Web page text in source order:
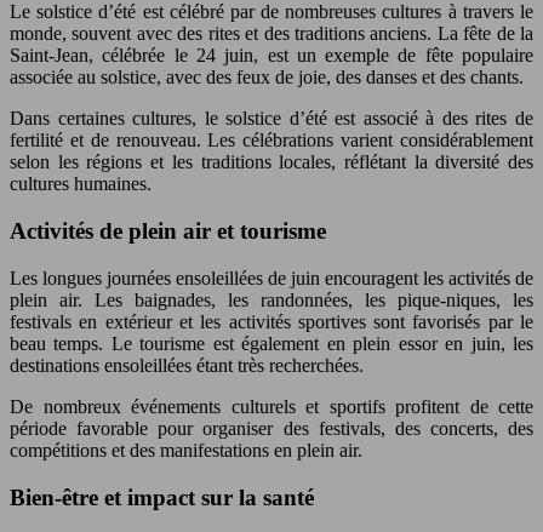
Le solstice d’été est célébré par de nombreuses cultures à travers le
monde, souvent avec des rites et des traditions anciens. La fête de la
Saint-Jean, célébrée le 24 juin, est un exemple de fête populaire
associée au solstice, avec des feux de joie, des danses et des chants.
Dans certaines cultures, le solstice d’été est associé à des rites de
fertilité et de renouveau. Les célébrations varient considérablement
selon les régions et les traditions locales, réflétant la diversité des
cultures humaines.
Activités de plein air et tourisme
Les longues journées ensoleillées de juin encouragent les activités de
plein air. Les baignades, les randonnées, les pique-niques, les
festivals en extérieur et les activités sportives sont favorisés par le
beau temps. Le tourisme est également en plein essor en juin, les
destinations ensoleillées étant très recherchées.
De nombreux événements culturels et sportifs profitent de cette
période favorable pour organiser des festivals, des concerts, des
compétitions et des manifestations en plein air.
Bien-être et impact sur la santé